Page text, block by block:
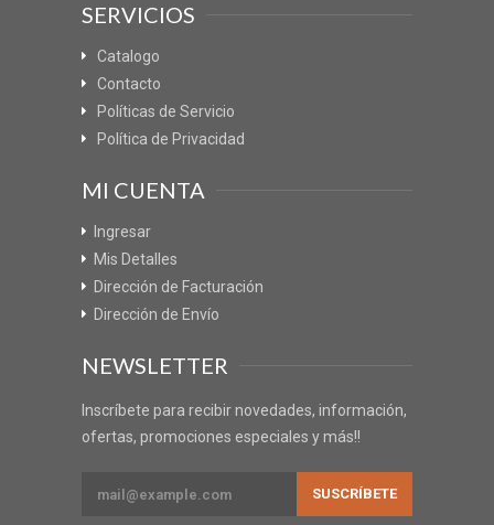
SERVICIOS
Catalogo
Contacto
Políticas de Servicio
Política de Privacidad
MI CUENTA
Ingresar
Mis Detalles
Dirección de Facturación
Dirección de Envío
NEWSLETTER
Inscríbete para recibir novedades, información,
ofertas, promociones especiales y más!!